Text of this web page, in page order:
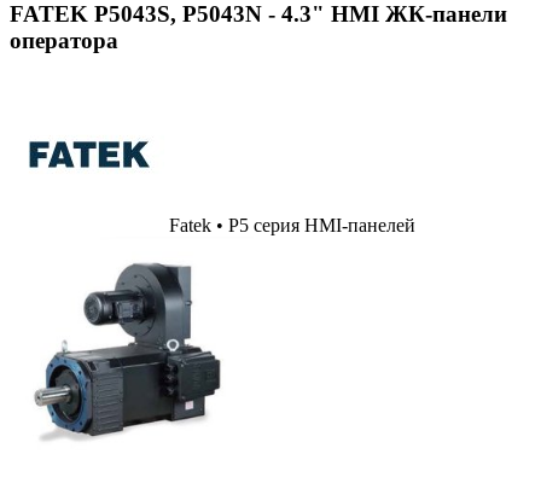
FATEK P5043S, P5043N - 4.3" HMI ЖК-панели
оператора
Fatek • P5 серия HMI-панелей